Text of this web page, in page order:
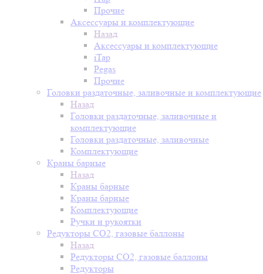
Прочие
Аксессуары и комплектующие
Назад
Аксессуары и комплектующие
iTap
Pegas
Прочие
Головки раздаточные, заливочные и комплектующие
Назад
Головки раздаточные, заливочные и
комплектующие
Головки раздаточные, заливочные
Комплектующие
Краны барные
Назад
Краны барные
Краны барные
Комплектующие
Ручки и рукоятки
Редукторы СО2, газовые баллоны
Назад
Редукторы СО2, газовые баллоны
Редукторы